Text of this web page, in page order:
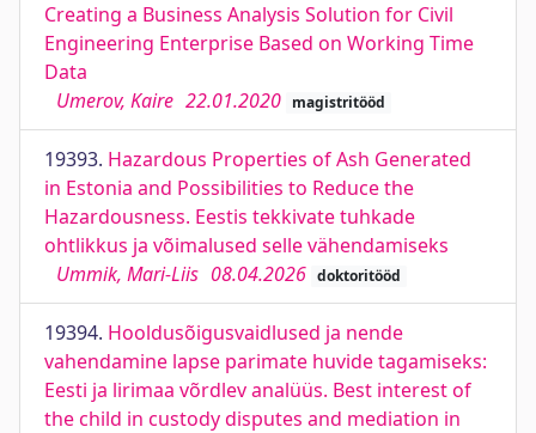
Creating a Business Analysis Solution for Civil
Engineering Enterprise Based on Working Time
Data
Umerov, Kaire 22.01.2020 magistritööd
19393. Hazardous Properties of Ash Generated
in Estonia and Possibilities to Reduce the
Hazardousness. Eestis tekkivate tuhkade
ohtlikkus ja võimalused selle vähendamiseks
Ummik, Mari-Liis 08.04.2026 doktoritööd
19394. Hooldusõigusvaidlused ja nende
vahendamine lapse parimate huvide tagamiseks:
Eesti ja lirimaa võrdlev analüüs. Best interest of
the child in custody disputes and mediation in